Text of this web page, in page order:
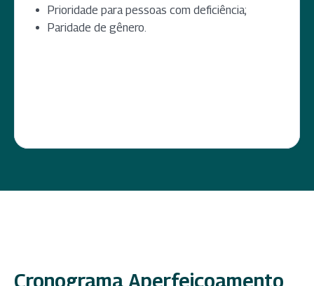
Prioridade para pessoas com deficiência;
Paridade de gênero.
Cronograma Aperfeiçoamento